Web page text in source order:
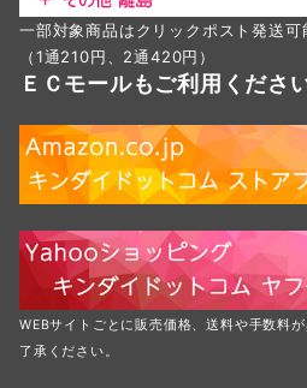
一部対象商品はクリックポスト発送可
（1通210円、2通420円）
ＥＣモールもご利用くださ
WEBサイトごとに販売価格、送料や手数料
了承ください。